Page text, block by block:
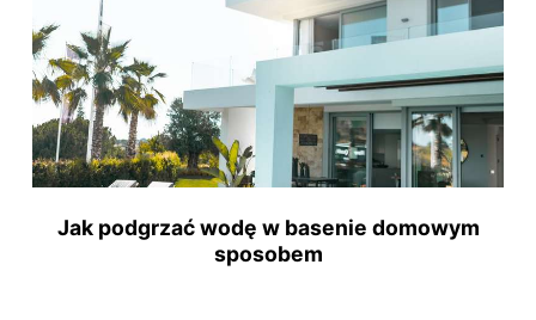
Jak podgrzać wodę w basenie domowym
sposobem